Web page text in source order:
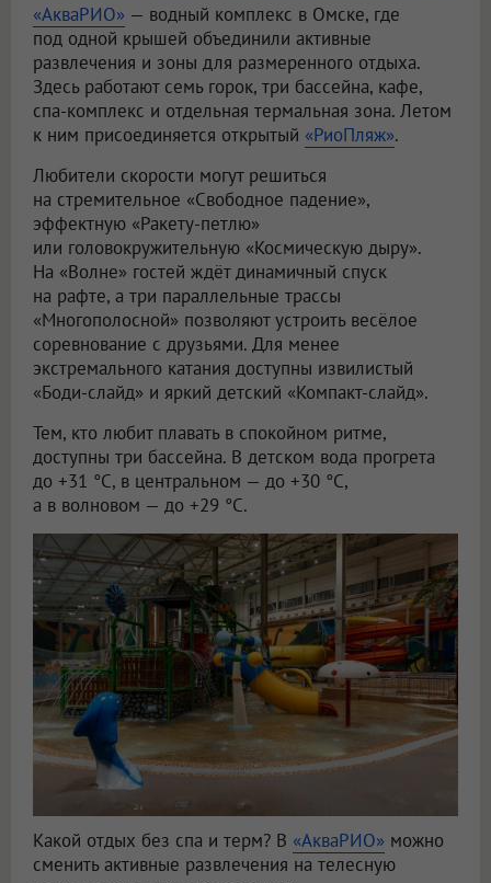
«АкваРИО» — водный комплекс в Омске, где
под одной крышей объединили активные
развлечения и зоны для размеренного отдыха.
Здесь работают семь горок, три бассейна, кафе,
спа-комплекс и отдельная термальная зона. Летом
к ним присоединяется открытый «РиоПляж».
Любители скорости могут решиться
на стремительное «Свободное падение»,
эффектную «Ракету-петлю»
или головокружительную «Космическую дыру».
На «Волне» гостей ждёт динамичный спуск
на рафте, а три параллельные трассы
«Многополосной» позволяют устроить весёлое
соревнование с друзьями. Для менее
экстремального катания доступны извилистый
«Боди-слайд» и яркий детский «Компакт-слайд».
Тем, кто любит плавать в спокойном ритме,
доступны три бассейна. В детском вода прогрета
до +31 °C, в центральном — до +30 °C,
а в волновом — до +29 °C.
Какой отдых без спа и терм? В «АкваРИО» можно
сменить активные развлечения на телесную